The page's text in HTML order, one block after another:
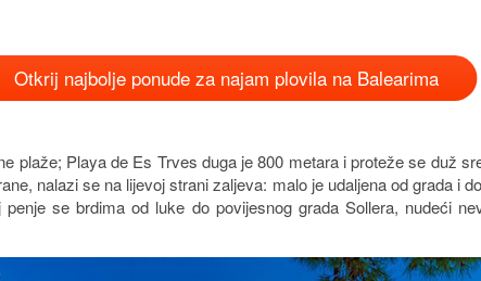
Otkrij najbolje ponude za najam plovila na Balearima
plaže; Playa de Es Trves duga je 800 metara i proteže se duž
nalazi se na lijevoj strani zaljeva: malo je udaljena od grada i
se brdima od luke do povijesnog grada Sollera, nudeći